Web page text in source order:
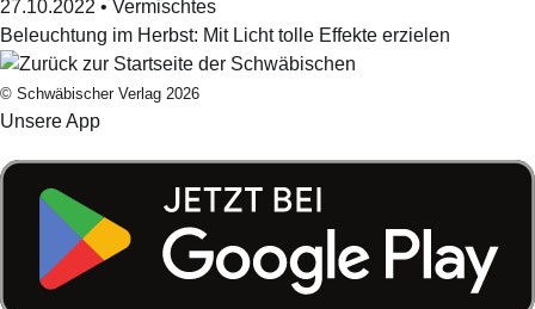
27.10.2022 • Vermischtes
Beleuchtung im Herbst: Mit Licht tolle Effekte erzielen
© Schwäbischer Verlag 2026
Unsere App